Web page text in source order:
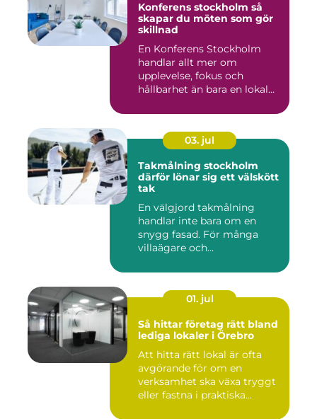
Konferens stockholm så
skapar du möten som gör
skillnad
En Konferens Stockholm
handlar allt mer om
upplevelse, fokus och
hållbarhet än bara en lokal
03. jul
Takmålning stockholm
därför lönar sig ett välskött
tak
En välgjord takmålning
handlar inte bara om en
snygg fasad. För många
villaägare och
01. jul
Så hittar företag rätt bland
lediga lokaler i Örebro
Att hitta rätt lokal är ofta
avgörande för om en
verksamhet ska växa tryggt
eller fastna i praktiska...